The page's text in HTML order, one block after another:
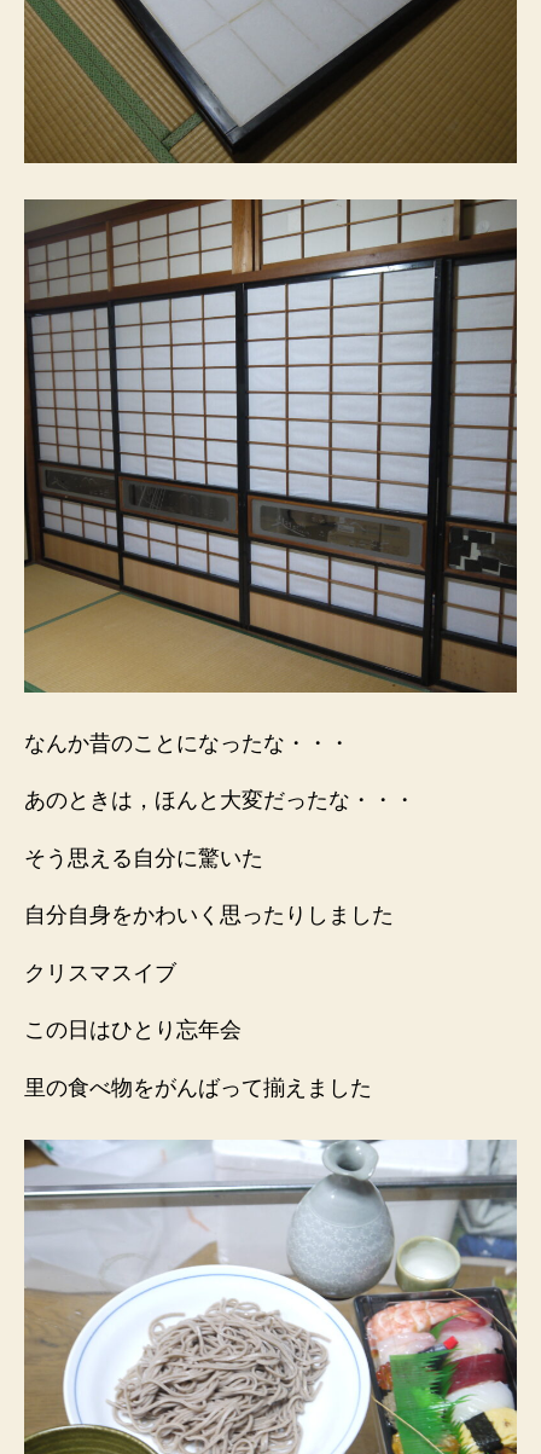
なんか昔のことになったな・・・
あのときは，ほんと大変だったな・・・
そう思える自分に驚いた
自分自身をかわいく思ったりしました
クリスマスイブ
この日はひとり忘年会
里の食べ物をがんばって揃えました